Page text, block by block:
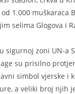
1.000 muškaraca
selima Glogova i
sigurnoj zoni UN-a
su prisilno
simbol vjerske
a veliki broj njih